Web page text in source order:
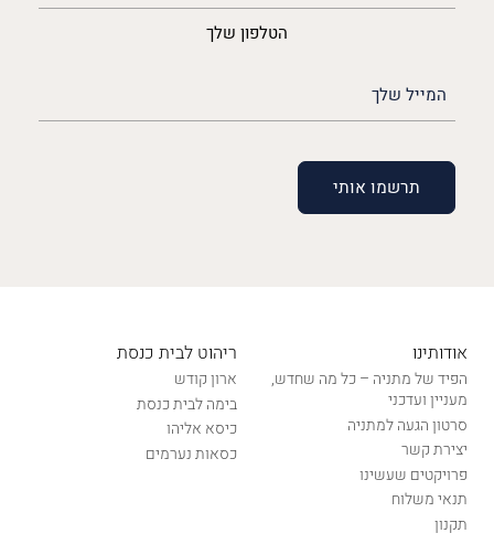
הטלפון שלך
(חובה)
אודותינו
הפיד של מתניה – כל מה שחדש,
מעניין ועדכני
סרטון הגעה למתניה
יצירת קשר
פרויקטים שעשינו
תנאי משלוח
תקנון
ריהוט לבית כנסת
ארון קודש
בימה לבית כנסת
כיסא אליהו
כסאות נערמים